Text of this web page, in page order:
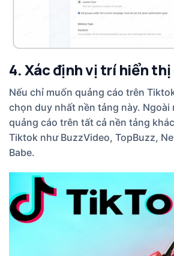
4. Xác định vị trí hiển
Nếu chỉ muốn quảng cáo trên
chọn duy nhất nền tảng này. Ngoài
quảng cáo trên tất cả nền tảng
Tiktok như BuzzVideo, TopBuzz,
Babe.